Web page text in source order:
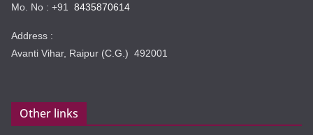
Mo. No : +91 8435870614
Address :
Avanti Vihar, Raipur (C.G.) 492001
Other links